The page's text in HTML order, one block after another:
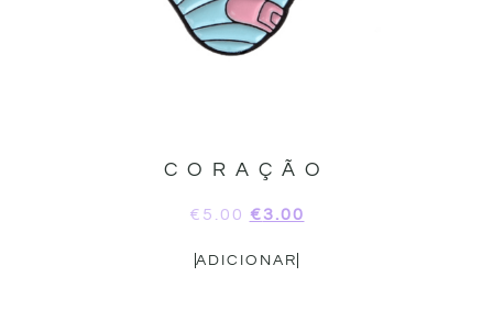
CORAÇÃO
€ 5.00 €3.00
ADICIONAR